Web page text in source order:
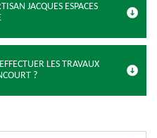
JACQUES ESPACES
LES TRAVAUX
?